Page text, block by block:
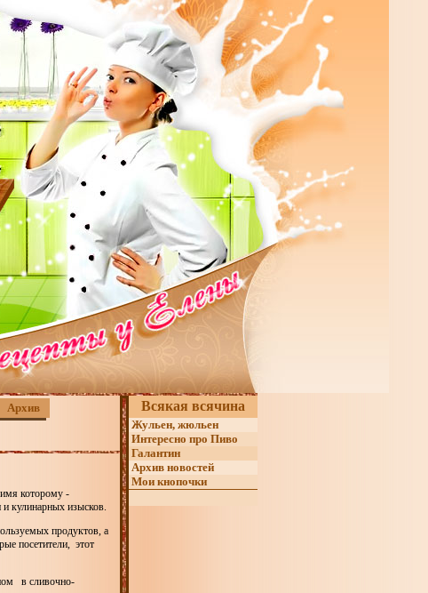
Архив
которому -
и кулинарных изысков.
продуктов, а
посетители, этот
в сливочно-
Всякая всячина
Жульен, жюльен
Интересно про Пиво
Галантин
Архив новостей
Мои кнопочки